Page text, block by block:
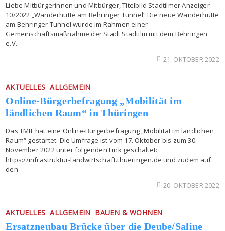
Liebe Mitbürgerinnen und Mitbürger, Titelbild Stadtilmer Anzeiger
10/2022 „Wanderhütte am Behringer Tunnel“ Die neue Wanderhütte
am Behringer Tunnel wurde im Rahmen einer
Gemeinschaftsmaßnahme der Stadt Stadtilm mit dem Behringen
e.V.
21. OKTOBER 2022
AKTUELLES ALLGEMEIN
Online-Bürgerbefragung „Mobilität im
ländlichen Raum“ in Thüringen
Das TMIL hat eine Online-Bürgerbefragung „Mobilität im ländlichen
Raum“ gestartet. Die Umfrage ist vom 17. Oktober bis zum 30.
November 2022 unter folgenden Link geschaltet:
https://infrastruktur-landwirtschaft.thueringen.de und zudem auf
den
20. OKTOBER 2022
AKTUELLES ALLGEMEIN BAUEN & WOHNEN
Ersatzneubau Brücke über die Deube/Saline